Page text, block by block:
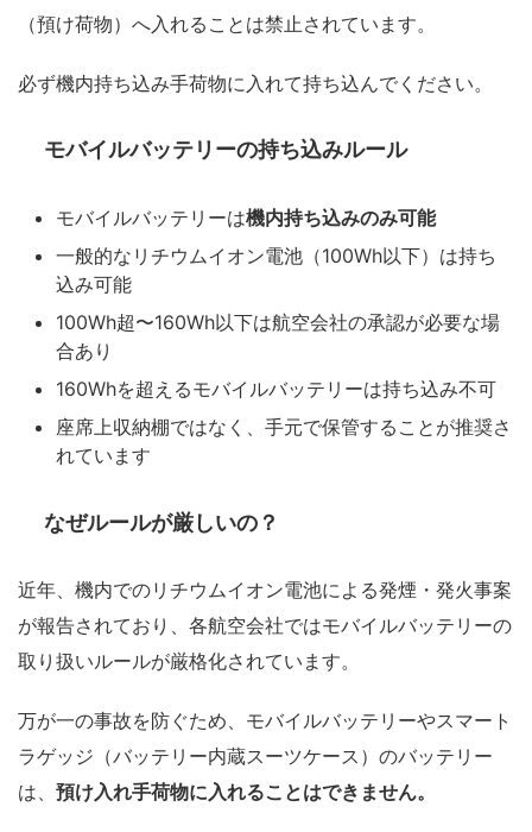
（預け荷物）へ入れることは禁止されています。
必ず機内持ち込み手荷物に入れて持ち込んでください。
モバイルバッテリーの持ち込みルール
モバイルバッテリーは機内持ち込みのみ可能
一般的なリチウムイオン電池（100Wh以下）は持ち
込み可能
100Wh超〜160Wh以下は航空会社の承認が必要な場
合あり
160Whを超えるモバイルバッテリーは持ち込み不可
座席上収納棚ではなく、手元で保管することが推奨さ
れています
なぜルールが厳しいの？
近年、機内でのリチウムイオン電池による発煙・発火事案
が報告されており、各航空会社ではモバイルバッテリーの
取り扱いルールが厳格化されています。
万が一の事故を防ぐため、モバイルバッテリーやスマート
ラゲッジ（バッテリー内蔵スーツケース）のバッテリー
は、 預け入れ手荷物に入れることはできません。